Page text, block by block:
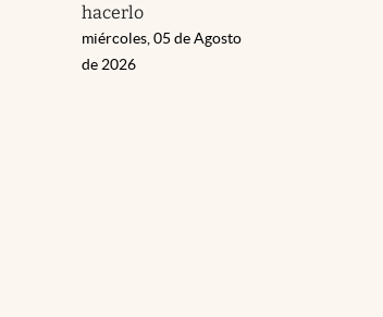
hacerlo
miércoles, 05 de Agosto
de 2026